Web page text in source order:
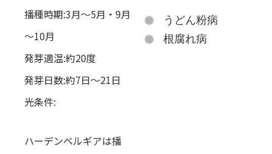
播種時期:3月～5月・9月
～10月
発芽適温:約20度
発芽日数:約7日～21日
光条件:
ハーデンベルギアは播
うどん粉病
根腐れ病